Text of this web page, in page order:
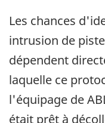
Les chances
intrusion de
dépendent
laquelle ce
l'équipage de
était prêt à